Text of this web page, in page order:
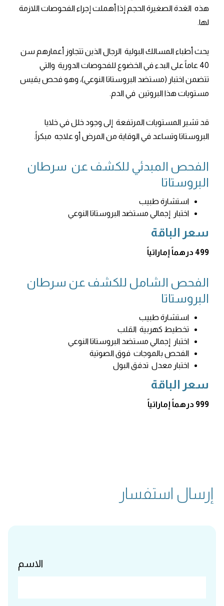
هذه الغدة الصغيرة الحجم إذا أهملت إجراء الفحوصات اللازمة
لها.
يحث أطباء المسالك البولية الرجال الذين تتجاوز أعمارهم سن
40 عاماً على البدء في الخضوع للفحوصات الدورية والتي
تتضمن اختبار (مستضد البروستاتا النوعي)، وهو فحص يقيس
مستويات هذا البروتين في الدم.
قد تشير المستويات المرتفعة إلى وجود خلل في خلايا
البروستاتا وتساعد في الوقاية من المرض أو علاجه مبكراً.
الفحص المبدئي للكشف عن سرطان
البروستاتا
استشارة طبيب
اختبار إجمالي مستضد البروستاتا النوعي
سعر الباقة
499 درهماً إماراتياً
الفحص الشامل للكشف عن سرطان
البروستاتا
استشارة طبيب
تخطيط كهربية القلب
اختبار إجمالي مستضد البروستاتا النوعي
الفحص بالموجات فوق الصوتية
اختبار معدل تدفق البول
سعر الباقة
999 درهماً إماراتياً
إرسال استفسار
الاسم